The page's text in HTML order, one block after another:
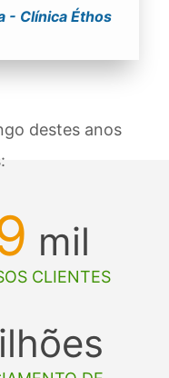
- Clínica Éthos
destes anos
mil
CLIENTES